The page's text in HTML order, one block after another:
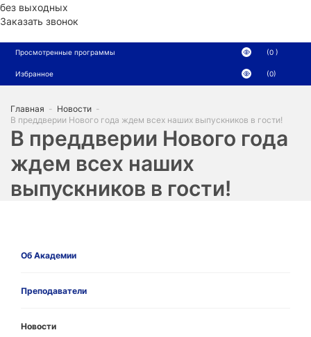
без выходных
Заказать звонок
Просмотренные программы (0 )
Избранное (0)
Главная - Новости -
В преддверии Нового года ждем всех наших выпускников в гости!
В преддверии Нового года
ждем всех наших
выпускников в гости!
Об Академии
Преподаватели
Новости